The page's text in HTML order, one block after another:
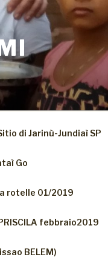
di Jarinù-Jundiaì SP
Go
rotelle 01/2019
febbraio2019
BELEM)